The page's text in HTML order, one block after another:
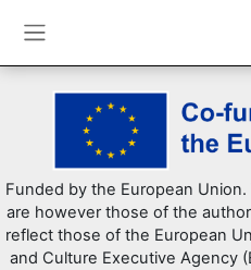
Przejdź do głównej zawartości
Funded by the European
are however those of the
reflect those of the European
and Culture Executive Agency